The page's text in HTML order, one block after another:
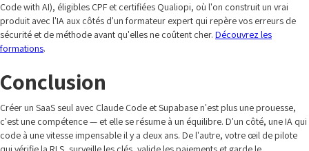
Code with AI), éligibles CPF et certifiées Qualiopi, où l'on construit un vrai
produit avec l'IA aux côtés d'un formateur expert qui repère vos erreurs de
sécurité et de méthode avant qu'elles ne coûtent cher. Découvrez les
formations.
Conclusion
Créer un SaaS seul avec Claude Code et Supabase n'est plus une prouesse,
c'est une compétence — et elle se résume à un équilibre. D'un côté, une IA qui
code à une vitesse impensable il y a deux ans. De l'autre, votre œil de pilote